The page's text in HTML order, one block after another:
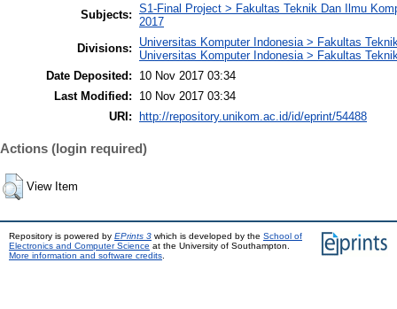
Subjects: S1-Final Project > Fakultas Teknik Dan Ilmu
2017
Divisions:
Universitas Komputer Indonesia > Fakultas
Universitas Komputer Indonesia > Fakultas
Date Deposited:
10 Nov 2017 03:34
Last Modified:
10 Nov 2017 03:34
URI:
http://repository.unikom.ac.id/id/eprint/54488
Actions (login required)
View Item
Repository is powered by EPrints 3 which is developed by the School of
Electronics and Computer Science at the University of Southampton.
More information and software credits